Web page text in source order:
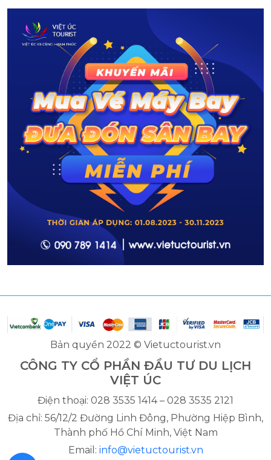
Bản quyền 2022 © Vietuctourist.vn
CÔNG TY CỔ PHẦN ĐẦU TƯ DU LỊCH
VIỆT ÚC
Điện thoại: 028 3535 1414 – 028 3535 2121
Địa chỉ: 56/12/2 Đường Linh Đông, Phường Hiệp Bình,
Thành phố Hồ Chí Minh, Việt Nam
Email: info@vietuctourist.vn